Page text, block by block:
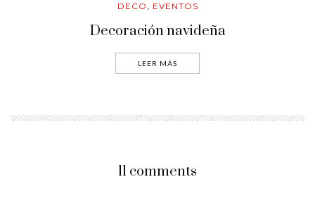
DECO , EVENTOS
Decoración navideña
LEER MÁS
11 comments